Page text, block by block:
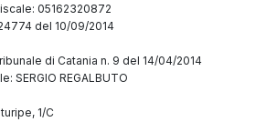
05162320872
del 10/09/2014
di Catania n. 9 del 14/04/2014
SERGIO REGALBUTO
1/C